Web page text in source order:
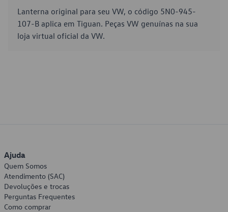
Lanterna original para seu VW, o código 5N0-945-
107-B aplica em Tiguan. Peças VW genuínas na sua
loja virtual oficial da VW.
Ajuda
Quem Somos
Atendimento (SAC)
Devoluções e trocas
Perguntas Frequentes
Como comprar